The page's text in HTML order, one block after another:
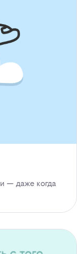
— даже когда